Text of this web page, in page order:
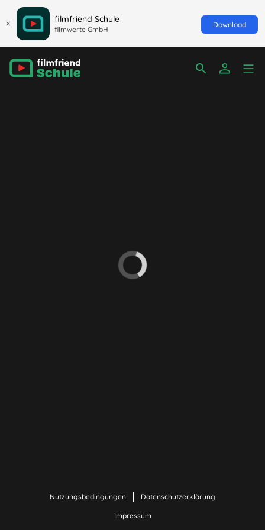
filmfriend Schule
filmwerte GmbH
Download
Nutzungsbedingungen Datenschutzerklärung
Impressum